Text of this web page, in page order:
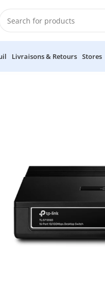
Livraisons & Retours Stores